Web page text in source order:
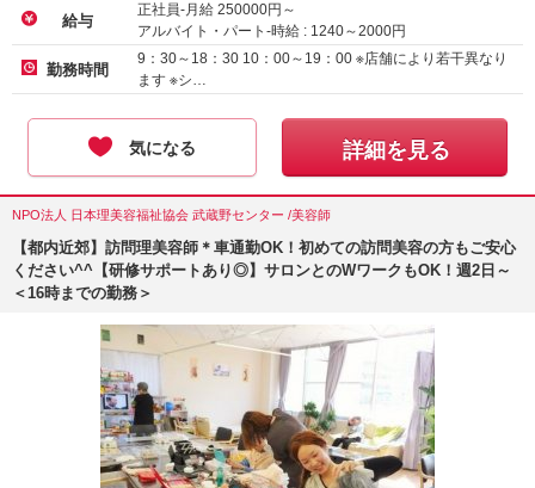
給与
正社員-月給 250000円～
アルバイト・パート-時給 : 1240～2000円
正社員-月給 220000 円～
勤務時間
9：30～18：30 10：00～19：00 ※店舗により若干異なり
ます ※シ…
気になる 詳細を見る
NPO法人 日本理美容福祉協会 武蔵野センター /美容師
【都内近郊】訪問理美容師＊車通勤OK！初めての訪問美容の方もご安心
ください^^【研修サポートあり◎】サロンとのWワークもOK！週2日～
＜16時までの勤務＞